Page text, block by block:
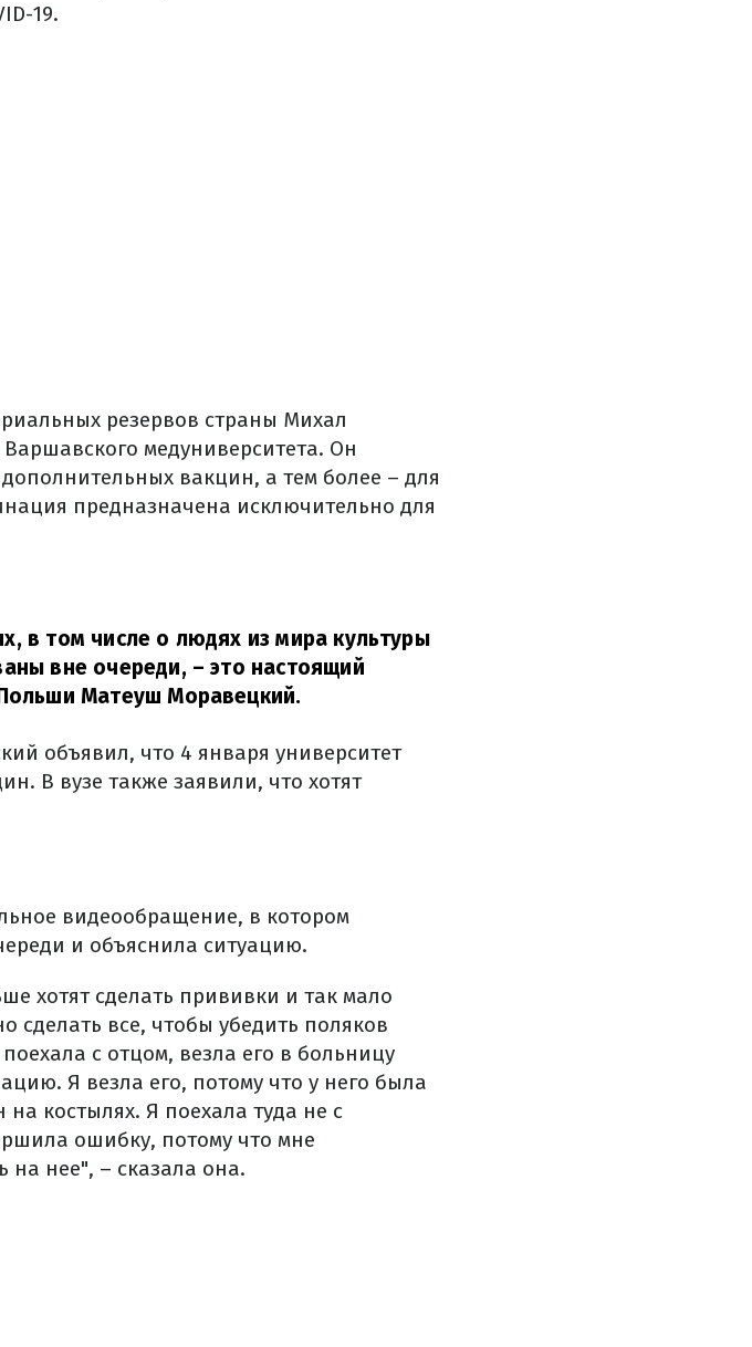
19.
резервов страны Михал
медуниверситета. Он
вакцин, а тем более – для
предназначена исключительно для
в том числе о людях из мира культуры
вне очереди, – это настоящий
Матеуш Моравецкий.
объявил, что 4 января университет
В вузе также заявили, что хотят
видеообращение, в котором
и объяснила ситуацию.
хотят сделать прививки и так мало
сделать все, чтобы убедить поляков
с отцом, везла его в больницу
Я везла его, потому что у него была
костылях. Я поехала туда не с
ошибку, потому что мне
нее", – сказала она.